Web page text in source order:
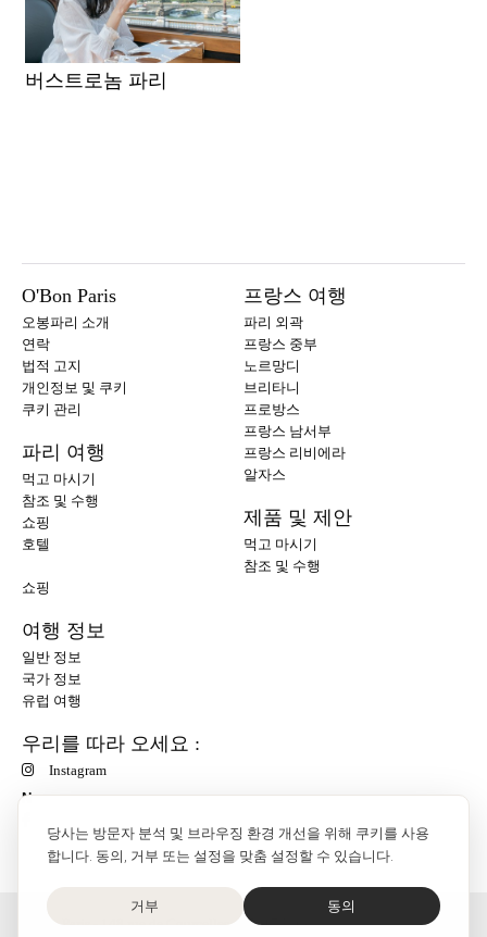
당사는 방문자 분석 및 브라우징 환경 개선을 위해 쿠키를 사용
합니다. 동의, 거부 또는 설정을 맞춤 설정할 수 있습니다.
거부 동의
버스트로놈 파리
O'Bon Paris
오봉파리 소개
연락
법적 고지
개인정보 및 쿠키
쿠키 관리
파리 여행
먹고 마시기
참조 및 수행
쇼핑
호텔
프랑스 여행
파리 외곽
프랑스 중부
노르망디
브리타니
프로방스
프랑스 남서부
프랑스 리비에라
알자스
제품 및 제안
먹고 마시기
참조 및 수행
쇼핑
여행 정보
일반 정보
국가 정보
유럽 여행
우리를 따라 오세요 :
Instagram
N
O'Bon Paris - 148 rue de Courcelles - 75017 Paris